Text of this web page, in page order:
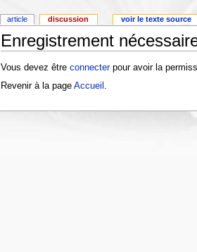
Enregistrement
Vous devez être connecterpour avoir la
Revenir à la page Accueil
article discussion voir le texte source